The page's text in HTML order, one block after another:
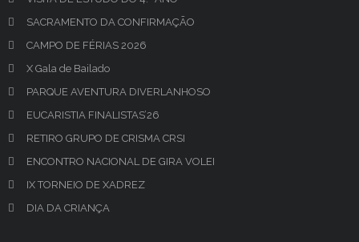
SACRAMENTO DA CONFIRMAÇÃO
CAMPO DE FÉRIAS 2026
X Gala de Bailado
PARQUE AVENTURA DIVERLANHOSO
EUCARISTIA FINALISTAS’26
RETIRO GRUPO DE CRISMA CRSI
ENCONTRO NACIONAL DE GIRA VOLEI
IX TORNEIO DE XADREZ
DIA DA CRIANÇA